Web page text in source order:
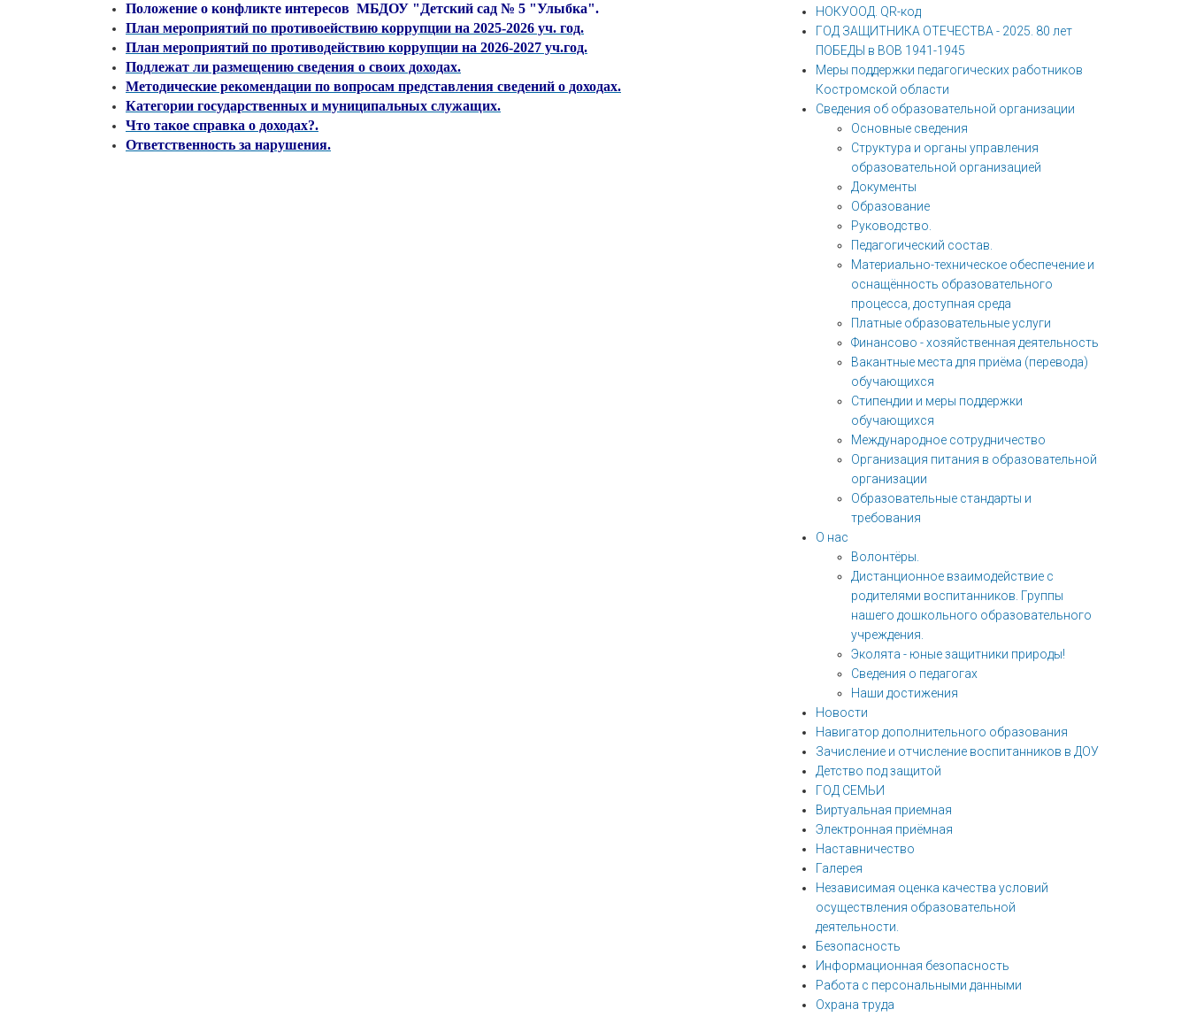
Положение о конфликте интересов МБДОУ "Детский сад № 5 "Улыбка".
План мероприятий по противоействию коррупции на 2025-2026 уч. год.
План мероприятий по противодействию коррупции на 2026-2027 уч.год.
Подлежат ли размещению сведения о своих доходах.
Методические рекомендации по вопросам представления сведений о доходах.
Категории государственных и муниципальных служащих.
Что такое справка о доходах?.
Ответственность за нарушения.
НОКУООД. QR-код
ГОД ЗАЩИТНИКА ОТЕЧЕСТВА - 2025. 80 лет
ПОБЕДЫ в ВОВ 1941-1945
Меры поддержки педагогических работников
Костромской области
Сведения об образовательной организации
Основные сведения
Структура и органы управления
образовательной организацией
Документы
Образование
Руководство.
Педагогический состав.
Материально-техническое обеспечение и
оснащённость образовательного
процесса, доступная среда
Платные образовательные услуги
Финансово - хозяйственная деятельность
Вакантные места для приёма (перевода)
обучающихся
Стипендии и меры поддержки
обучающихся
Международное сотрудничество
Организация питания в образовательной
организации
Образовательные стандарты и
требования
О нас
Волонтёры.
Дистанционное взаимодействие с
родителями воспитанников. Группы
нашего дошкольного образовательного
учреждения.
Эколята - юные защитники природы!
Сведения о педагогах
Наши достижения
Новости
Навигатор дополнительного образования
Зачисление и отчисление воспитанников в ДОУ
Детство под защитой
ГОД СЕМЬИ
Виртуальная приемная
Электронная приёмная
Наставничество
Галерея
Независимая оценка качества условий
осуществления образовательной
деятельности.
Безопасность
Информационная безопасность
Работа с персональными данными
Охрана труда